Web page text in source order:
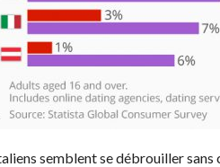
semblent se débrouiller